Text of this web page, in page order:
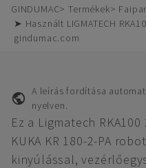
GINDUMAC Termékek
➤ Használt LIGMATECH
gindumac.com
A leírás fordítása
nyelven.
Ez a Ligmatech
KUKA KR 180-2-PA
kinyúlással,